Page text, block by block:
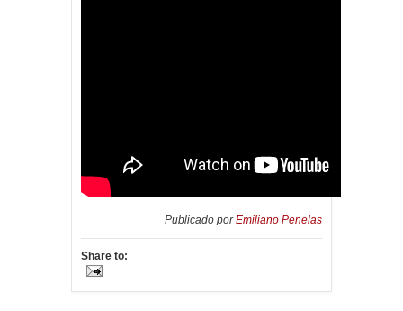
Publicado porEmiliano Penelas
Share to: